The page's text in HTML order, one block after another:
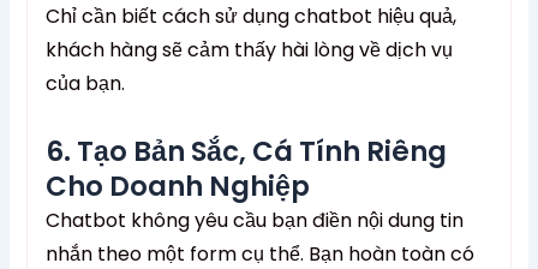
Chỉ cần biết cách sử dụng chatbot hiệu quả,
khách hàng sẽ cảm thấy hài lòng về dịch vụ
của bạn.
6. Tạo Bản Sắc, Cá Tính Riêng
Cho Doanh Nghiệp
Chatbot không yêu cầu bạn điền nội dung tin
nhắn theo một form cụ thể. Bạn hoàn toàn có